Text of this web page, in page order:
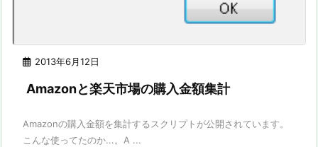
2013年6月12日
Amazonと楽天市場の購入金額集計
Amazonの購入金額を集計するスクリプトが公開されています。
こんな使ってたのか...。A ...